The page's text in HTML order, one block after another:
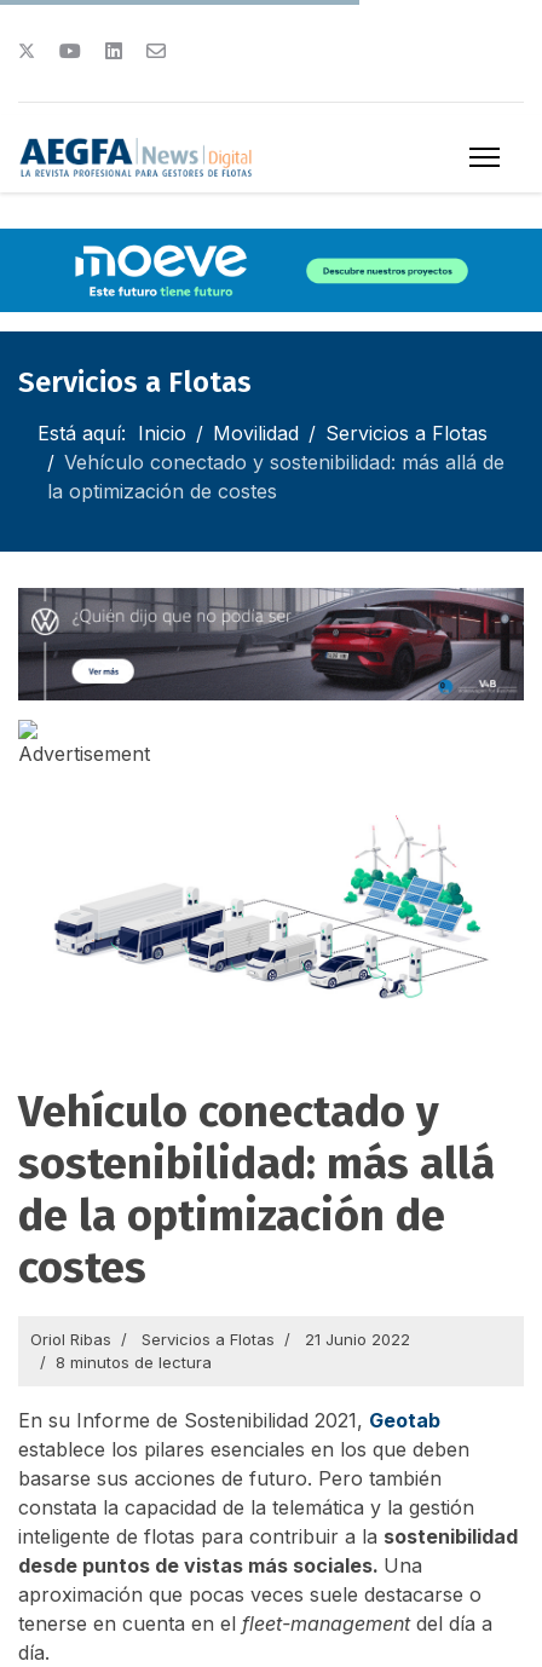
Servicios a Flotas
Está aquí: Inicio Movilidad
Servicios a Flotas
Vehículo conectado y sostenibilidad: más allá de
la optimización de costes
Vehículo conectado y
sostenibilidad: más allá
de la optimización de
costes
Oriol Ribas Servicios a Flotas
21 Junio 2022
8 minutos de lectura
En su Informe de Sostenibilidad 2021, Geotab
establece los pilares esenciales en los que deben
basarse sus acciones de futuro. Pero también
constata la capacidad de la telemática y la gestión
inteligente de flotas para contribuir a la sostenibilidad
desde puntos de vistas más sociales. Una
aproximación que pocas veces suele destacarse o
tenerse en cuenta en el fleet-managementdel día a
día.